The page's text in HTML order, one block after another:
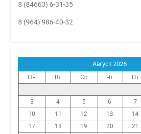
8 (84663) 6-31-35
8 (964) 986-40-32
Август 2026
Пн Вт Ср Чт Пт
3
4 5 6 7
10
11 12 13 14
17
18 19 20 21